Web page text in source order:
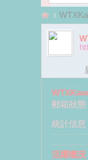
鄧›
郵箱狀態
統計信息
活躍概況